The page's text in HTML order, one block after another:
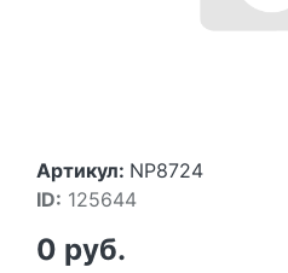
Артикул: NP8724
ID: 125644
0 руб.